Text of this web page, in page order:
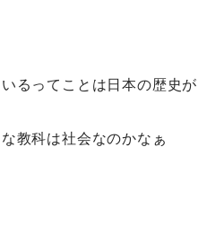
るってことは日本の歴史が
教科は社会なのかなぁ